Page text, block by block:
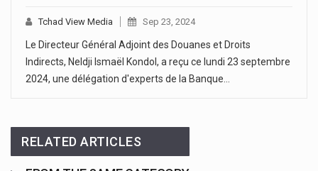
Tchad View Media Sep 23, 2024
Le Directeur Général Adjoint des Douanes et Droits
Indirects, Neldji Ismaël Kondol, a reçu ce lundi 23 septembre
2024, une délégation d'experts de la Banque…
RELATED ARTICLES